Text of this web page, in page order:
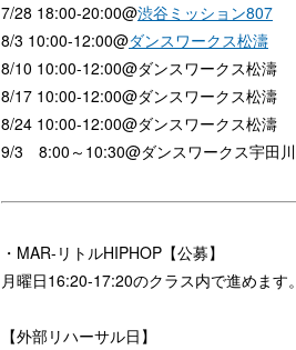
7/28 18:00-20:00@渋谷ミッション807
8/3 10:00-12:00@ダンスワークス松濤
8/10 10:00-12:00@ダンスワークス松濤
8/17 10:00-12:00@ダンスワークス松濤
8/24 10:00-12:00@ダンスワークス松濤
9/3 8:00 ～ 10:30@ダンスワークス宇田川
・MAR-リトルHIPHOP【公募】
月曜日16:20-17:20のクラス内で進めます。
【外部リハーサル日】